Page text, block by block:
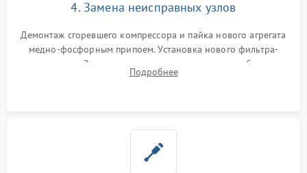
4. Замена неисправных узлов
Демонтаж сгоревшего компрессора и пайка нового агрегата
медно-фосфорным припоем. Установка нового фильтра-
осушителя. Замена изношенных вентиляторов обдува,
сломанных заслонок или поврежденных дверных петель.
Подробнее